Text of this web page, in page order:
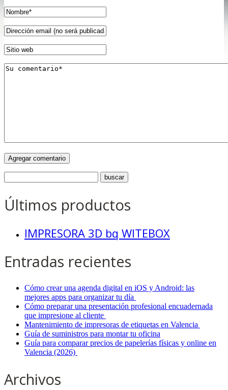
Últimos productos
IMPRESORA 3D bq WITEBOX
Entradas recientes
Cómo crear una agenda digital en iOS y Android: las
mejores apps para organizar tu día
Cómo preparar una presentación profesional encuadernada
que impresione al cliente
Mantenimiento de impresoras de etiquetas en Valencia
Guía de suministros para montar tu oficina
Guía para comparar precios de papelerías físicas y online en
Valencia (2026)
Archivos